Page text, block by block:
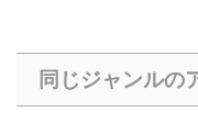
同じジャンルの